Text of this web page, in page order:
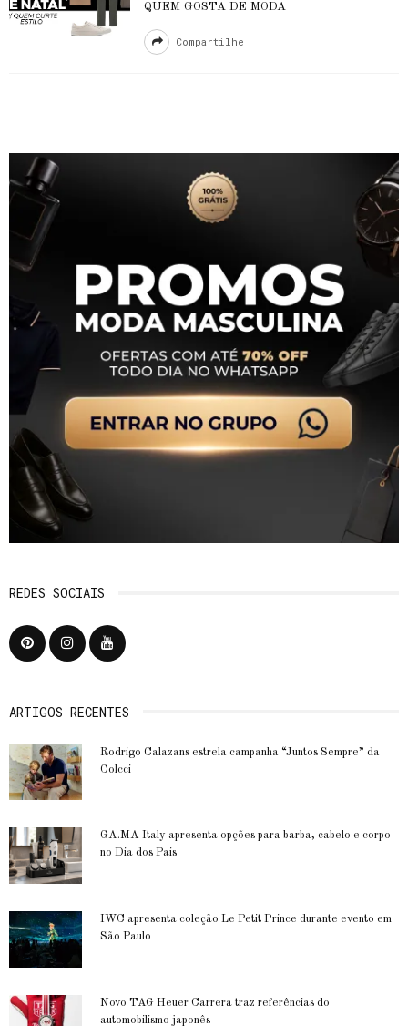
QUEM GOSTA DE MODA
Compartilhe
REDES SOCIAIS
ARTIGOS RECENTES
Rodrigo Calazans estrela campanha “Juntos Sempre” da
Colcci
GA.MA Italy apresenta opções para barba, cabelo e corpo
no Dia dos Pais
IWC apresenta coleção Le Petit Prince durante evento em
São Paulo
Novo TAG Heuer Carrera traz referências do
automobilismo japonês